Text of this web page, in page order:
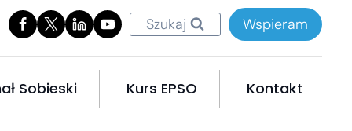
Szukaj Wspieram
Sobieski Kurs EPSO Kontakt